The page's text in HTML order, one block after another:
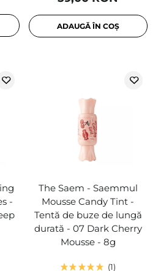
ADAUGĂ ÎN COȘ
-
The Saem - Saemmul
Mousse Candy Tint -
Tentă de buze de lungă
durată - 07 Dark Cherry
Mousse - 8g
1